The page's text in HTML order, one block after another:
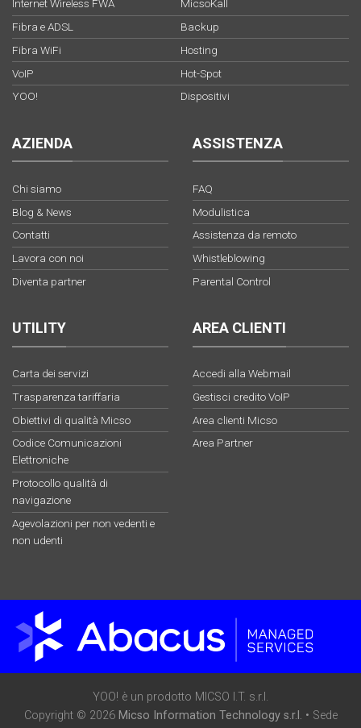
Internet Wireless FWA
Fibra e ADSL
Fibra WiFi
VoIP
YOO!
MicsoKall
Backup
Hosting
Hot-Spot
Dispositivi
AZIENDA
Chi siamo
Blog & News
Contatti
Lavora con noi
Diventa partner
ASSISTENZA
FAQ
Modulistica
Assistenza da remoto
Whistleblowing
Parental Control
UTILITY
Carta dei servizi
Trasparenza tariffaria
Obiettivi di qualità Micso
Codice Comunicazioni
Elettroniche
Protocollo qualità di
navigazione
Agevolazioni per non vedenti e
non udenti
AREA CLIENTI
Accedi alla Webmail
Gestisci credito VoIP
Area clienti Micso
Area Partner
YOO! è un prodotto MICSO I.T. s.r.l.
Copyright © 2026Micso Information Technology s.r.l. • Sede